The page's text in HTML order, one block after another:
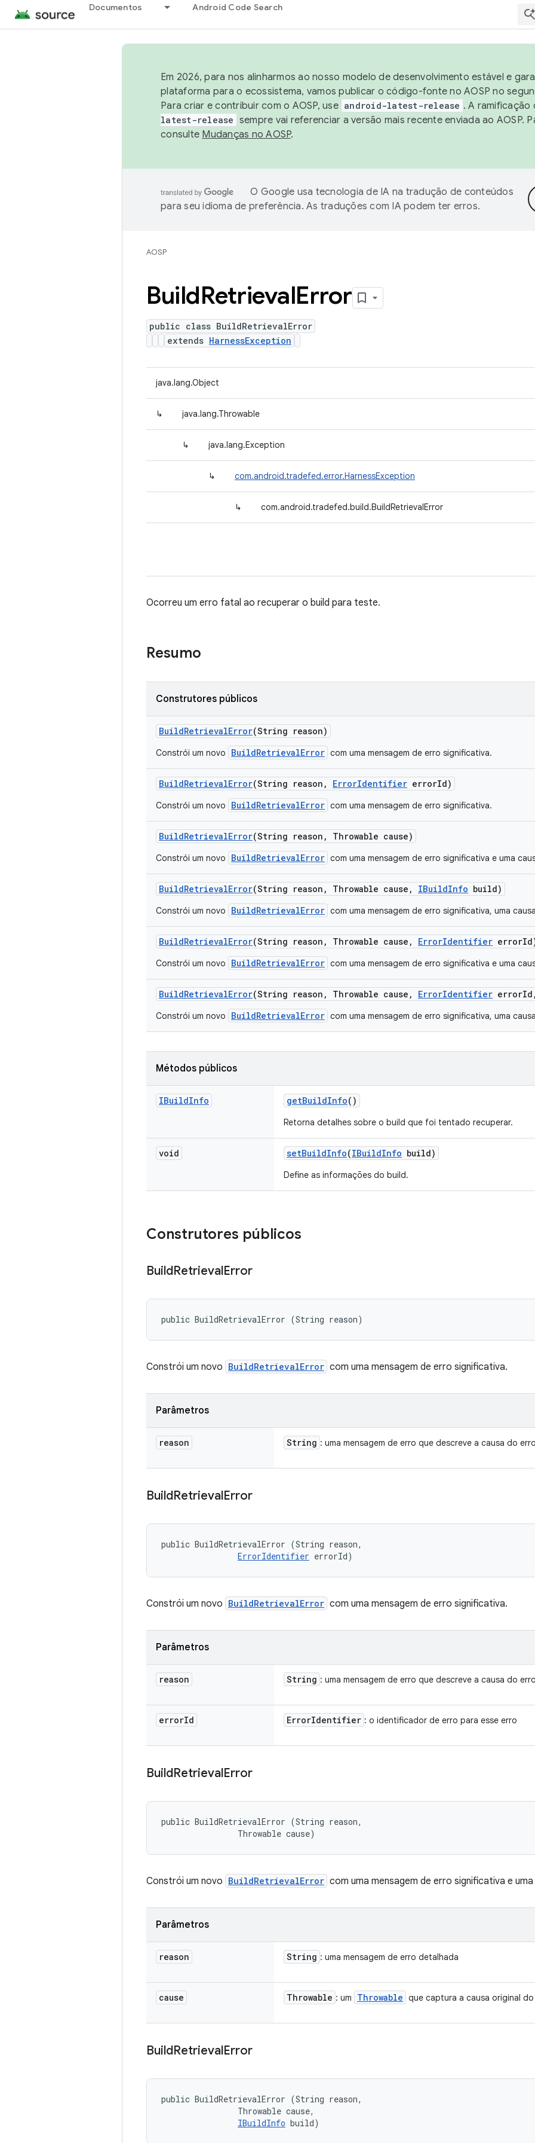
Documentos Android Code Search
Em 2026, para nos alinharmos ao nosso modelo de desenvolvimento estável e
plataforma para o ecossistema, vamos publicar o código-fonte no AOSP no
Para criar e contribuir com o AOSP, use android-latest-release . A
latest-release sempre vai referenciar a versão mais recente enviada ao AOSP.
consulte Mudanças no AOSP.
O Google usa tecnologia de IA na tradução de conteúdos
para seu idioma de preferência. As traduções com IA podem ter erros.
AOSP
BuildRetrievalError
public class BuildRetrievalError
extends HarnessException
java.lang.Object
↳ java.lang.Throwable
↳ java.lang.Exception
↳ com.android.tradefed.error.HarnessException
↳ com.android.tradefed.build.BuildRetrievalError
Ocorreu um erro fatal ao recuperar o build para teste.
Resumo
Construtores públicos
BuildRetrievalError(String reason)
Constrói um novo BuildRetrievalError com uma mensagem de erro significativa.
BuildRetrievalError(String reason , ErrorIdentifier errorId)
Constrói um novo BuildRetrievalError com uma mensagem de erro significativa.
BuildRetrievalError(String reason , Throwable cause)
Constrói um novo BuildRetrievalError com uma mensagem de erro significativa e uma
BuildRetrievalError(String reason , Throwable cause , IBuildInfo build)
Constrói um novo BuildRetrievalError com uma mensagem de erro significativa, uma
BuildRetrievalError(String reason , Throwable cause , ErrorIdentifier error
Constrói um novo BuildRetrievalError com uma mensagem de erro significativa e uma
BuildRetrievalError(String reason , Throwable cause , ErrorIdentifier errorId
Constrói um novo BuildRetrievalError com uma mensagem de erro significativa, uma
Métodos públicos
IBuildInfo getBuildInfo()
Retorna detalhes sobre o build que foi tentado recuperar.
void setBuildInfo(IBuildInfo build)
Define as informações do build.
Construtores públicos
BuildRetrievalError
public BuildRetrievalError (String reason)
Constrói um novo BuildRetrievalError com uma mensagem de erro significativa.
Parâmetros
reason String : uma mensagem de erro que descreve a causa do
BuildRetrievalError
public BuildRetrievalError (String reason,
ErrorIdentifier errorId)
Constrói um novo BuildRetrievalError com uma mensagem de erro significativa.
Parâmetros
reason String : uma mensagem de erro que descreve a causa do
errorId ErrorIdentifier : o identificador de erro para esse erro
BuildRetrievalError
public BuildRetrievalError (String reason,
                Throwable cause)
Constrói um novo BuildRetrievalError com uma mensagem de erro significativa e
Parâmetros
reason String : uma mensagem de erro detalhada
cause Throwable : um Throwable que captura a causa original
BuildRetrievalError
public BuildRetrievalError (String reason,
                Throwable cause,
IBuildInfo build)